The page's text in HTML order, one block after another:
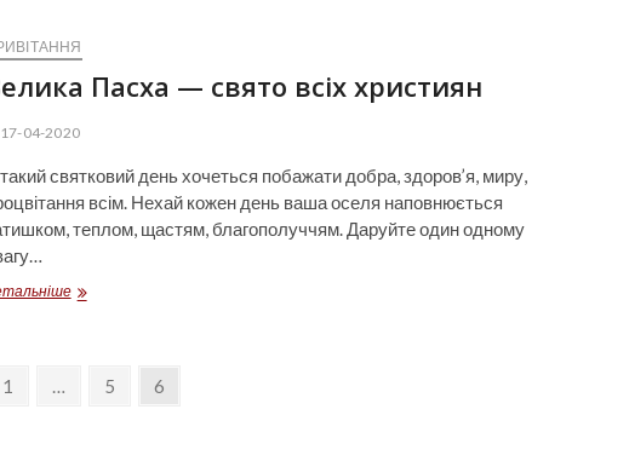
ЗГУРОВСЬКОГО
Пасха — свято всіх християн
04-2020
святковий день хочеться побажати добра, здоров’я, миру,
всім. Нехай кожен день ваша оселя наповнюється
теплом, щастям, благополуччям. Даруйте один одному
Велика
християн
Page
1 … Page
5 Page
6